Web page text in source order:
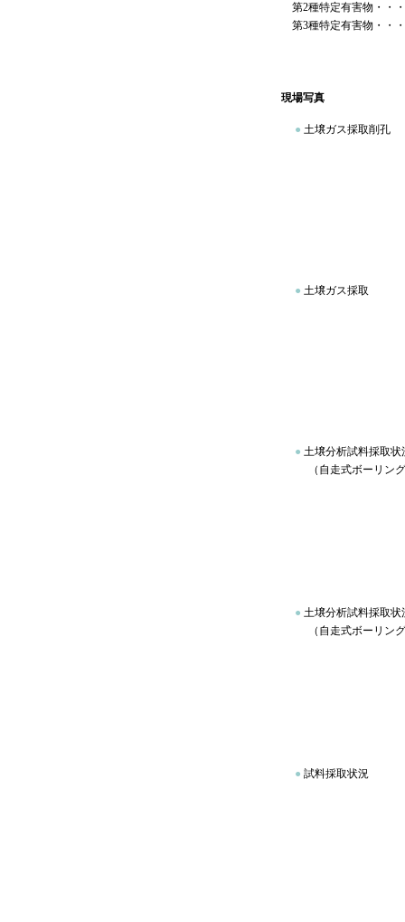
第2種特定有害物・・
第3種特定有害物・・
現場写真
● 土壌ガス採取削孔
● 土壌ガス採取
● 土壌分析試料採取状
（自走式ボーリン
● 土壌分析試料採取状
（自走式ボーリン
● 試料採取状況